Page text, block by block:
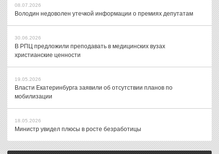
08.07.2026
Володин недоволен утечкой информации о премиях депутатам
30.06.2026
В РПЦ предложили преподавать в медицинских вузах
христианские ценности
19.05.2026
Власти Екатеринбурга заявили об отсутствии планов по
мобилизации
18.05.2026
Министр увидел плюсы в росте безработицы